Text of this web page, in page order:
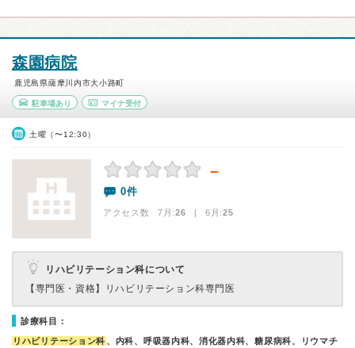
森園病院
鹿児島県薩摩川内市大小路町
駐車場あり マイナ受付
土曜（〜12:30）
－
0件
アクセス数 7月:26 | 6月:25
リハビリテーション科について
【専門医・資格】
リハビリテーション科専門医
診療科目：
リハビリテーション科 、内科、呼吸器内科、消化器内科、糖尿病科、リウマチ